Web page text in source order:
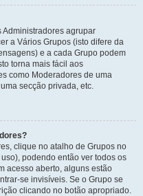
Administradores agrupar
a Vários Grupos (isto difere da
e a cada Grupo podem
torna mais fácil aos
como Moderadores de uma
secção privada, etc.
clique no atalho de Grupos no
podendo então ver todos os
acesso aberto, alguns estão
se invisíveis. Se o Grupo se
clicando no botão apropriado.